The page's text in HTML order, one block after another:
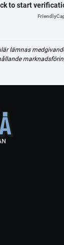
to start
Friendly
lämnas